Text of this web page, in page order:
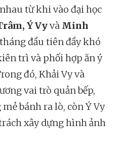
từ khi vào đại học
Ý Vyvà Minh
đầu tiên đầy khó
trì và phối hợp ăn ý
đó, Khải Vy và
vai trò quản bếp,
bánh ra lò, còn Ý Vy
xây dựng hình ảnh